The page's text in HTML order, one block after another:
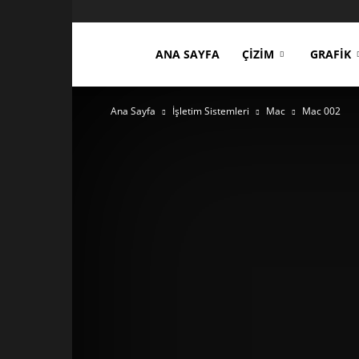
ces3d.comANA SAYFA ÇIZIM GRAFIK
Ana Sayfa İşletim Sistemleri Mac Mac 002